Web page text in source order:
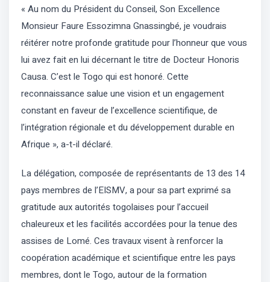
« Au nom du Président du Conseil, Son Excellence
Monsieur Faure Essozimna Gnassingbé, je voudrais
réitérer notre profonde gratitude pour l’honneur que vous
lui avez fait en lui décernant le titre de Docteur Honoris
Causa. C’est le Togo qui est honoré. Cette
reconnaissance salue une vision et un engagement
constant en faveur de l’excellence scientifique, de
l’intégration régionale et du développement durable en
Afrique », a-t-il déclaré.
La délégation, composée de représentants de 13 des 14
pays membres de l’EISMV, a pour sa part exprimé sa
gratitude aux autorités togolaises pour l’accueil
chaleureux et les facilités accordées pour la tenue des
assises de Lomé. Ces travaux visent à renforcer la
coopération académique et scientifique entre les pays
membres, dont le Togo, autour de la formation